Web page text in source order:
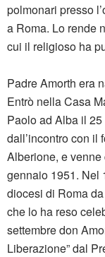
polmonari presso
a Roma. Lo rende
cui il religioso ha
Padre Amorth era
Entrò nella Casa
Paolo ad Alba il
dall’incontro con il
Alberione, e
gennaio 1951. Nel
diocesi di Roma
che lo ha reso
settembre don
Liberazione” dal